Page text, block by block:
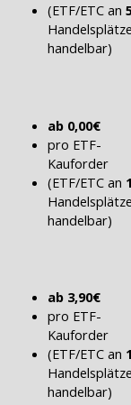
(ETF/ETC an
handelbar)
ab 0,00€
pro ETF-
Kauforder
(ETF/ETC an
handelbar)
ab 3,90€
pro ETF-
Kauforder
(ETF/ETC an
handelbar)